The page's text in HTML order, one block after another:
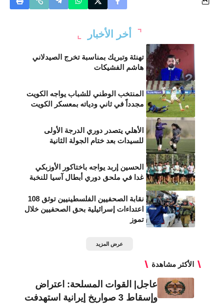
أخر الأخبار
تهنئة وتبريك بمناسبة تخرج الصيدلاني
هاشم الفشيكات
المنتخب الوطني للشباب يواجه الكويت
مجدداً في ثاني ودياته بمعسكر الكويت
الأهلي يتصدر دوري الدرجة الأولى
للسيدات بعد ختام الجولة الثانية
الحسين إربد يواجه باختاكور الأوزبكي
غدا في ملحق دوري أبطال آسيا للنخبة
نقابة الصحفيين الفلسطينيين توثق 108
اعتداءات إسرائيلية بحق الصحفيين خلال
تموز
عرض المزيد
الأكثر مشاهدة
عاجل| القوات المسلحة: اعتراض
وإسقاط 3 صواريخ إيرانية استهدفت